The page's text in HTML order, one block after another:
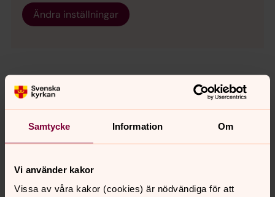
Samtycke Information Om
Vi använder kakor
Vissa av våra kakor (cookies) är nödvändiga för att
Ändra inställningar
Senast ändrad 13 november 2020
Synpunkter eller frågor på sidans
innehåll?
sodra.tjusts.pastorat@svenskakyrkan.se
Dela